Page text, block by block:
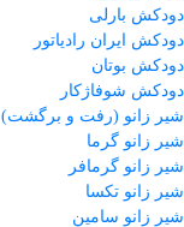
دودکش بارلی
دودکش ایران رادیاتور
دودکش بوتان
دودکش شوفاژکار
شیر زانو (رفت و برگشت)
شیر زانو گرما
شیر زانو گرمافر
شیر زانو تکسا
شیر زانو سامین